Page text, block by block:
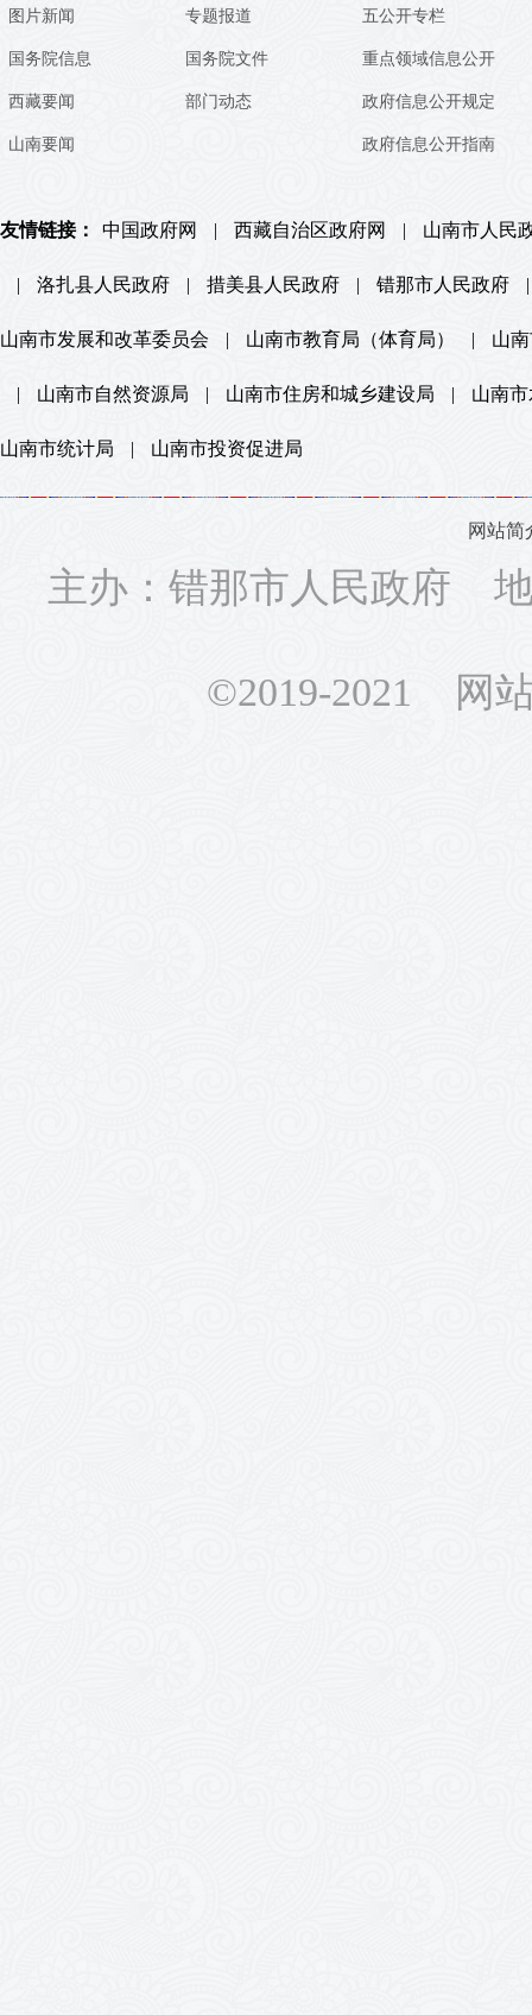
图片新闻
国务院信息
西藏要闻
山南要闻
专题报道
国务院文件
部门动态
五公开专栏
重点领域信息公开
政府信息公开规定
政府信息公开指南
友情链接： 中国政府网 | 西藏自治区政府网 | 山南市人民
| 洛扎县人民政府 | 措美县人民政府 | 错那市人民政府 |
山南市发展和改革委员会 | 山南市教育局（体育局） | 山
| 山南市自然资源局 | 山南市住房和城乡建设局 | 山南
山南市统计局 | 山南市投资促进局
网站简
主办：错那市人民政府
©2019-2021 网